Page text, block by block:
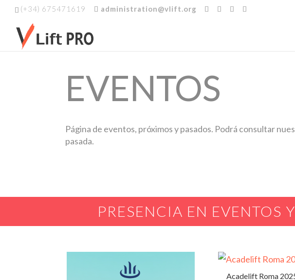
(+34) 675471619 administration@vlift.org
EVENTOS
Página de eventos, próximos y pasados. Podrá consultar
pasada.
PRESENCIA EN EVENTOS
Acadelift Roma